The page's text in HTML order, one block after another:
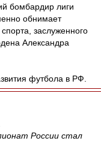
бомбардир лиги
обнимает
заслуженного
Александра
футбола в РФ.
России стал